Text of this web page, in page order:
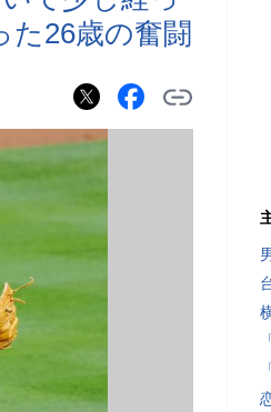
26歳の奮闘